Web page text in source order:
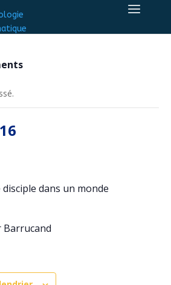
disciple dans un monde
Barrucand